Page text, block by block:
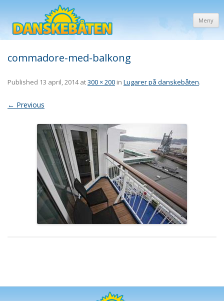
Meny
commadore-med-balkong
Published 13 april, 2014at300 × 200 in Lugarer på danskebåten.
← Previous